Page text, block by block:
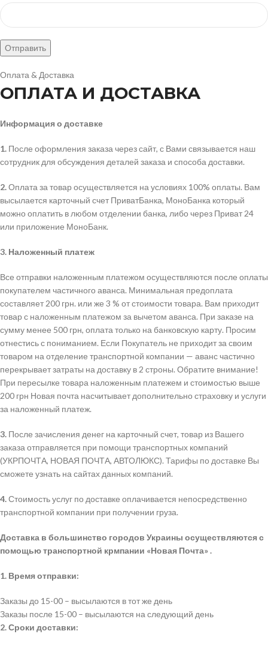
Оплата & Доставка
ОПЛАТА И ДОСТАВКА
Информация о доставке
1. После оформления заказа через сайт, с Вами связывается наш
сотрудник для обсуждения деталей заказа и способа доставки.
2.Оплата за товар осуществляется на условиях 100% оплаты. Вам
высылается карточный счет ПриватБанка, МоноБанка который
можно оплатить в любом отделении банка, либо через Приват 24
или приложение МоноБанк.
3. Наложенный платеж
Все отправки наложенным платежом осуществляются после оплаты
покупателем частичного аванса. Минимальная предоплата
составляет 200 грн. или же 3 % от стоимости товара. Вам приходит
товар с наложенным платежом за вычетом аванса. При заказе на
сумму менее 500 грн, оплата только на банковскую карту. Просим
отнестись с пониманием. Если Покупатель не приходит за своим
товаром на отделение транспортной компании — аванс частично
перекрывает затраты на доставку в 2 строны. Обратите внимание!
При пересылке товара наложенным платежем и стоимостью выше
200 грн Новая почта насчитывает дополнительно страховку и услуги
за наложенный платеж.
3. После зачисления денег на карточный счет, товар из Вашего
заказа отправляется при помощи транспортных компаний
(УКРПОЧТА, НОВАЯ ПОЧТА, АВТОЛЮКС). Тарифы по доставке Вы
сможете узнать на сайтах данных компаний.
4.Стоимость услуг по доставке оплачивается непосредственно
транспортной компании при получении груза.
Доставка в большинство городов Украины осуществляются с
помощью транспортной крмпании «Новая Почта» .
1. Время отправки:
Заказы до 15-00 – высылаются в тот же день
Заказы после 15-00 – высылаются на следующий день
2. Сроки доставки: